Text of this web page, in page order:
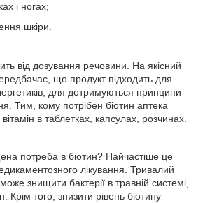
і ногах;
шкіри.
від дозування речовини. На якісний
що продукт підходить для
для дотримуються принципи
Тим, кому потрібен біотин аптека
в таблетках, капсулах, розчинах.
потреба в біотин? Найчастіше це
лікування. Тривалий
знищити бактерії в травній системі,
Крім того, знизити рівень біотину